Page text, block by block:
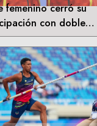
femenino cerró su
con doble
en Santo Domingo